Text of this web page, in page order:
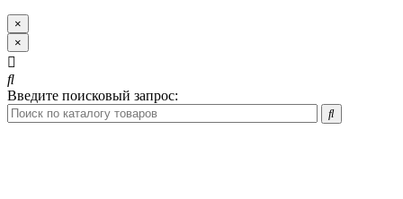
×
×
Введите поисковый запрос: